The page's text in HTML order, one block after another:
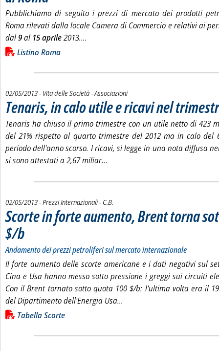
Pubblichiamo di seguito i prezzi di mercato dei prodotti
Roma rilevati dalla locale Camera di Commercio e relativi ai
dal9al 15 aprile2013....
Lista allegati PDF alla notizia
Listino Roma
02/05/2013- Vita delle Società - Associazioni
Tenaris, in calo utile e ricavi nel
Tenaris ha chiuso il primo trimestre con un utile netto di 423
del 21% rispetto al quarto trimestre del 2012 ma in calo del
periodo dell'anno scorso. I ricavi, si legge in una nota diffusa
si sono attestati a 2,67 miliar...
02/05/2013- Prezzi Internazionali - di:
C.B.
Scorte in forte aumento, Brent torna
$/b . Sottotitolo: Andamento dei prezzi petroliferi sul mercato internazionale
. Pubblicata giovedì 02 maggio 2013 alle 14.31.
Andamento dei prezzi petroliferi sul mercato internazionale
Il forte aumento delle scorte americane e i dati negativi sul
Cina e Usa hanno messo sotto pressione i greggi sui circuiti
Con il Brent tornato sotto quota 100 $/b: l'ultima volta era il
del Dipartimento dell'Energia Usa...
Lista allegati PDF alla notizia
Tabella Scorte